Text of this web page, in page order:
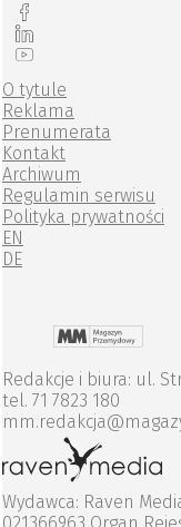
O tytule
Reklama
Prenumerata
Kontakt
Archiwum
Regulamin serwisu
Polityka prywatności
EN
DE
Redakcje i biura: ul.
tel. 71 7823 180
Wydawca: Raven